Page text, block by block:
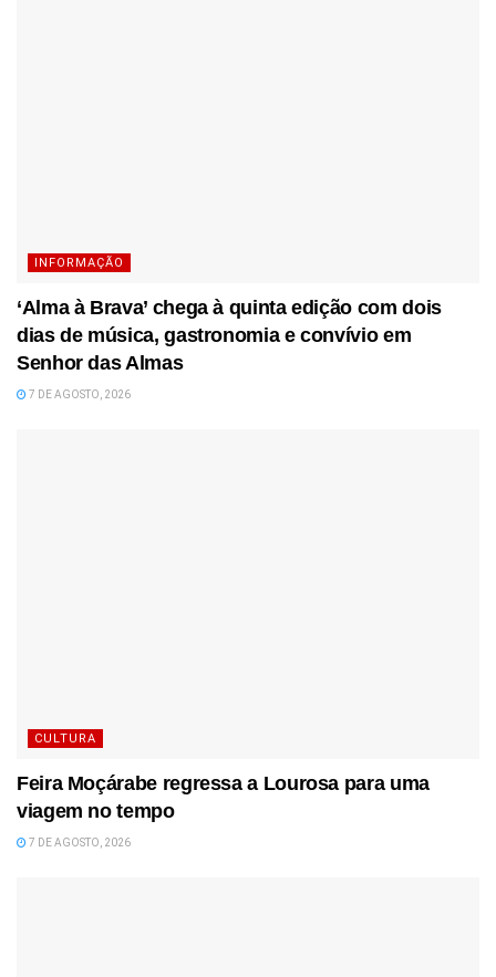
INFORMAÇÃO
‘Alma à Brava’ chega à quinta edição com dois
dias de música, gastronomia e convívio em
Senhor das Almas
7 DE AGOSTO, 2026
CULTURA
Feira Moçárabe regressa a Lourosa para uma
viagem no tempo
7 DE AGOSTO, 2026